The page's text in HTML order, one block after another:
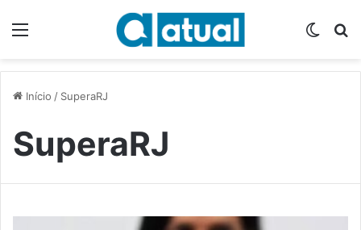
Início / SuperaRJ
SuperaRJ